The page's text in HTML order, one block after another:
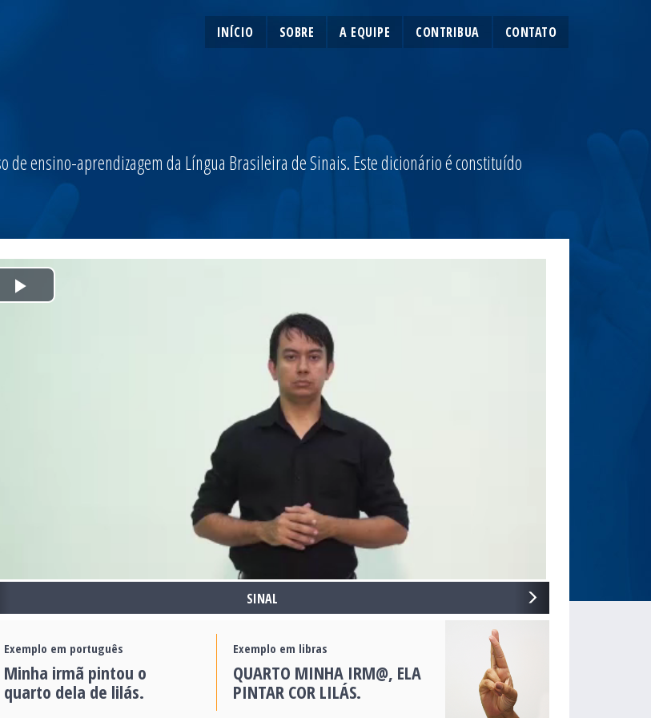
INÍCIO SOBRE A EQUIPE CONTRIBUA CONTATO
de ensino-aprendizagem da Língua Brasileira de Sinais. Este dicionário é constituído
Play
NEXT
SINAL
Exemplo em português
Minha irmã pintou o
quarto dela de lilás.
Exemplo em libras
QUARTO MINHA IRM@, ELA
PINTAR COR LILÁS.